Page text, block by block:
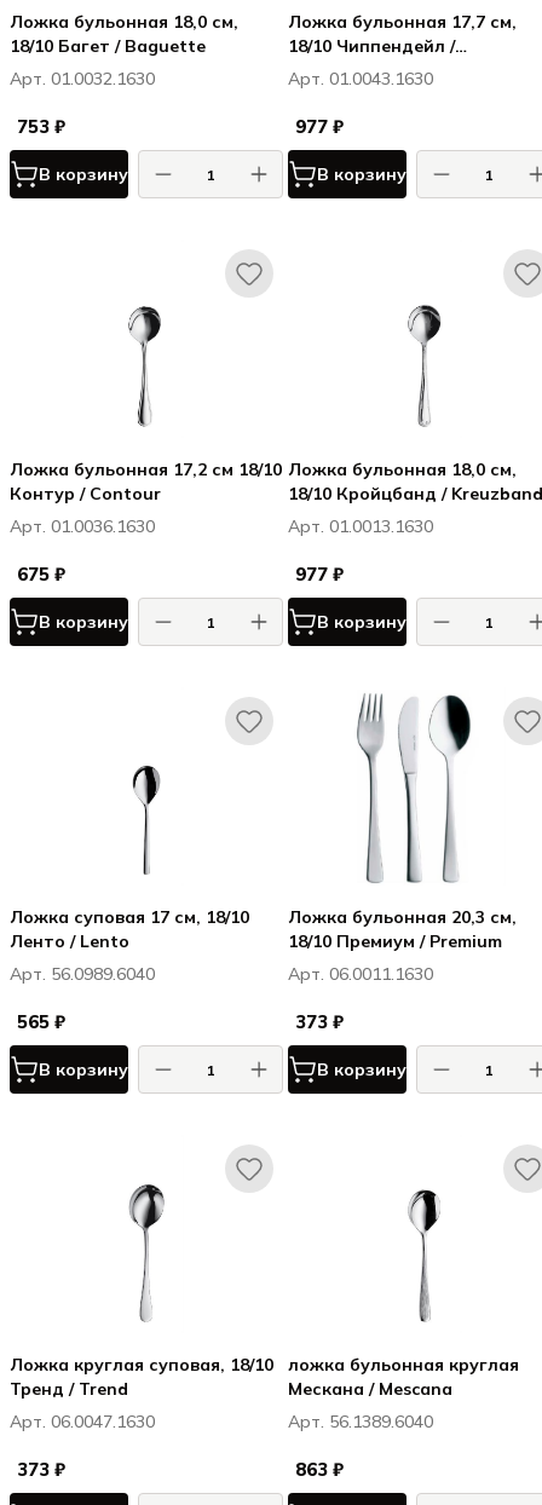
Ложка бульонная 18,0 см,
18/10 Багет / Baguette
Арт. 01.0032.1630
753 ₽
В корзину
Ложка бульонная 17,7 см,
18/10 Чиппендейл /
Chippendale, 18/10
Арт. 01.0043.1630
977 ₽
В корзину
Ложка бульонная 17,2 см 18/10
Контур / Contour
Арт. 01.0036.1630
675 ₽
В корзину
Ложка бульонная 18,0 см,
18/10 Кройцбанд / Kreuzband
Арт. 01.0013.1630
977 ₽
В корзину
Ложка суповая 17 см, 18/10
Ленто / Lento
Арт. 56.0989.6040
565 ₽
В корзину
Ложка бульонная 20,3 см,
18/10 Премиум / Premium
Арт. 06.0011.1630
373 ₽
В корзину
Ложка круглая суповая, 18/10
Тренд / Trend
Арт. 06.0047.1630
373 ₽
ложка бульонная круглая
Мескана / Mescana
Арт. 56.1389.6040
863 ₽